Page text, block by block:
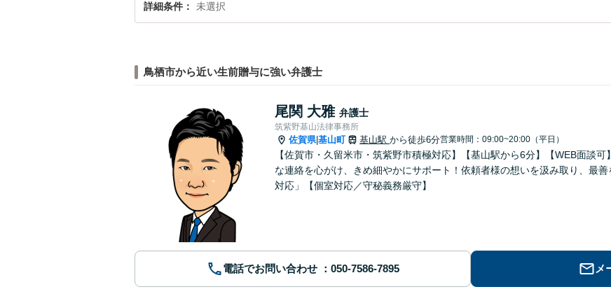
詳細条件 未選択
鳥栖市から近い生前贈与に強い弁護士
尾関 大雅 弁護士
筑紫野基山法律事務所
佐賀県|基山町 基山駅 から徒歩6分営業時間：09:00~20:00（平日）
【佐賀市・久留米市・筑紫野市積極対応】【基山駅から6分】【WEB面談
な連絡を心がけ、きめ細やかにサポート！依頼者様の想いを汲み取り、最
対応」【個室対応／守秘義務厳守】
電話でお問い合わせ メ